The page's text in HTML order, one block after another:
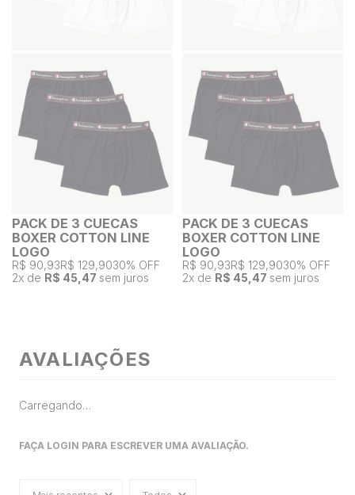
PACK DE 3 CUECAS
BOXER COTTON LINE
LOGO
R$ 90,93R$ 129,9030% OFF
2x de R$ 45,47 sem juros
PACK DE 3 CUECAS
BOXER COTTON LINE
LOGO
R$ 90,93R$ 129,9030% OFF
2x de R$ 45,47 sem juros
AVALIAÇÕES
Carregando…
FAÇA LOGIN PARA ESCREVER UMA AVALIAÇÃO.